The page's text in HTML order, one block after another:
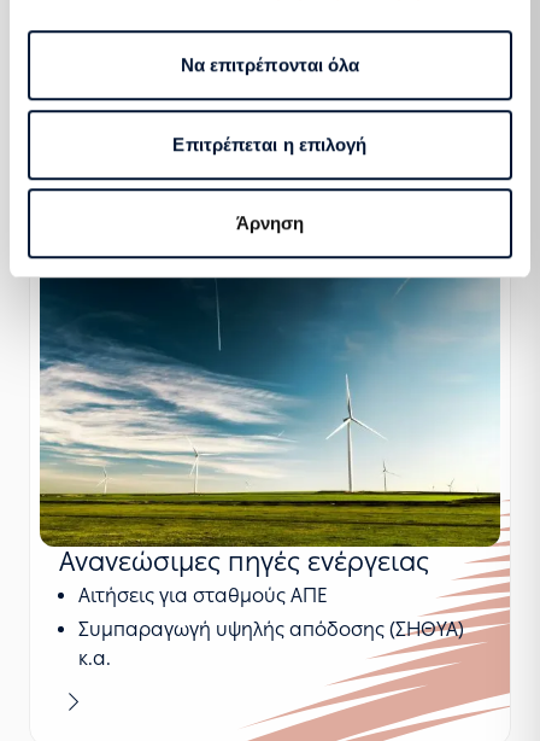
Να επιτρέπονται όλα
Επιτρέπεται η επιλογή
Άρνηση
Καταχώριση ενδείξεων
Νέοι ηλεκτρονικοί μετρητές κ.ά.
Μαθαίνω περισσότερα
Ανανεώσιμες πηγές ενέργειας
Αιτήσεις για σταθμούς ΑΠΕ
Συμπαραγωγή υψηλής απόδοσης (ΣΗΘΥΑ)
κ.α.
Μαθαίνω περισσότερα